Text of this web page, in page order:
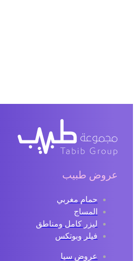
عروض طبيب
حمام مغربي
المساج
ليزر كامل ومناطق
فيلر وبوتكس
عروض سبا